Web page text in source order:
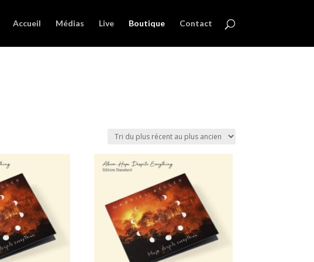
Accueil Médias Live Boutique Contact